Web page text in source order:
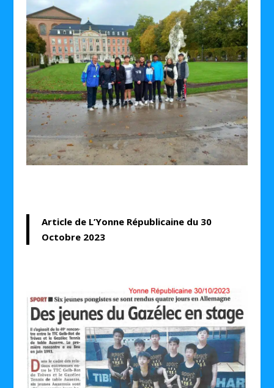
Article de L’Yonne Républicaine du 30
Octobre 2023